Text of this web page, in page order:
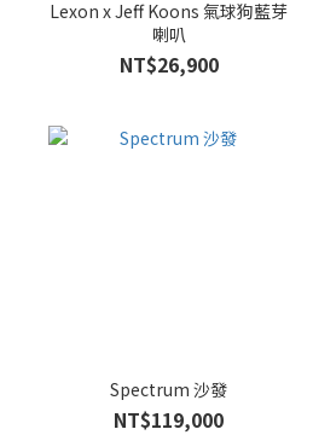
Lexon x Jeff Koons 氣球狗藍芽
喇叭
NT$26,900
Spectrum 沙發
NT$119,000